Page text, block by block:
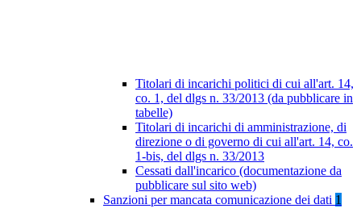
Titolari di incarichi politici di cui all'art. 14,
co. 1, del dlgs n. 33/2013 (da pubblicare in
tabelle)
Titolari di incarichi di amministrazione, di
direzione o di governo di cui all'art. 14, co.
1-bis, del dlgs n. 33/2013
Cessati dall'incarico (documentazione da
pubblicare sul sito web)
Sanzioni per mancata comunicazione dei dati 1